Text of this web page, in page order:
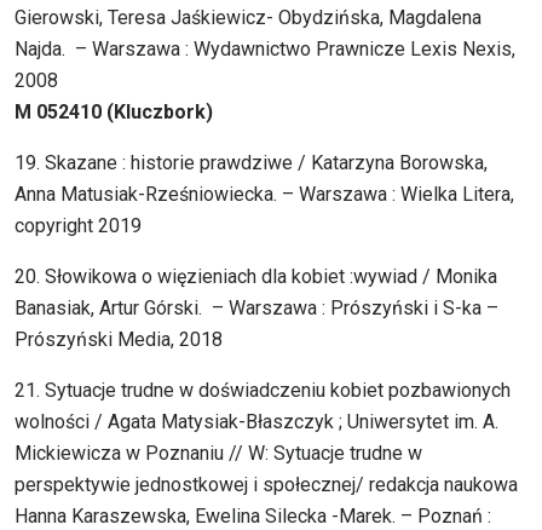
Gierowski, Teresa Jaśkiewicz- Obydzińska, Magdalena
Najda. – Warszawa : Wydawnictwo Prawnicze Lexis Nexis,
2008
M 052410 (Kluczbork)
19. Skazane : historie prawdziwe / Katarzyna Borowska,
Anna Matusiak-Rześniowiecka. – Warszawa : Wielka Litera,
copyright 2019
20. Słowikowa o więzieniach dla kobiet :wywiad / Monika
Banasiak, Artur Górski. – Warszawa : Prószyński i S-ka –
Prószyński Media, 2018
21. Sytuacje trudne w doświadczeniu kobiet pozbawionych
wolności / Agata Matysiak-Błaszczyk ; Uniwersytet im. A.
Mickiewicza w Poznaniu // W: Sytuacje trudne w
perspektywie jednostkowej i społecznej/ redakcja naukowa
Hanna Karaszewska, Ewelina Silecka -Marek. – Poznań :